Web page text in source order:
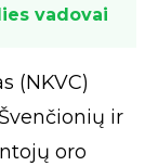
vadovai
(NKVC)
ir
oro